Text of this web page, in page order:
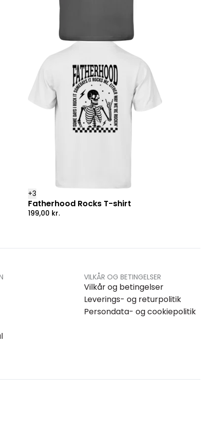
+3
Fatherhood Rocks T-shirt
199,00 kr.
VILKÅR OG BETINGELSER
Vilkår og betingelser
Leverings- og returpolitik
Persondata- og cookiepolitik